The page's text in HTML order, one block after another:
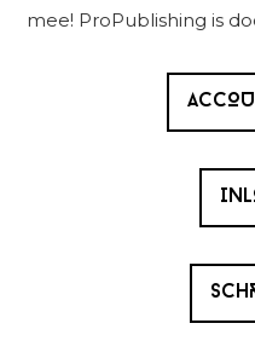
mee! ProPublishing is